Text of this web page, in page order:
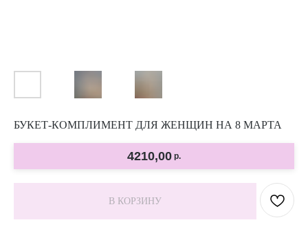
БУКЕТ-КОМПЛИМЕНТ ДЛЯ ЖЕНЩИН НА 8 МАРТА
4210,00 р.
В КОРЗИНУ